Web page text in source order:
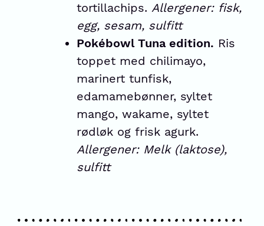
tortillachips. Allergener: fisk,
egg, sesam, sulfitt
Pokébowl Tuna edition. Ris
toppet med chilimayo,
marinert tunfisk,
edamamebønner, syltet
mango, wakame, syltet
rødløk og frisk agurk.
Allergener: Melk (laktose),
sulfitt